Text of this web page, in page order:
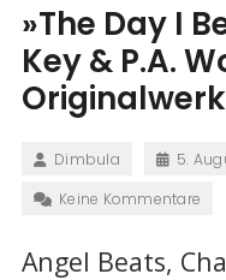
»The Day I
Key & P.A.
Dimbula
5.
Keine Kommentare
Angel Beats,